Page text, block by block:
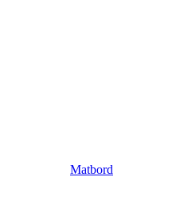
Matbord